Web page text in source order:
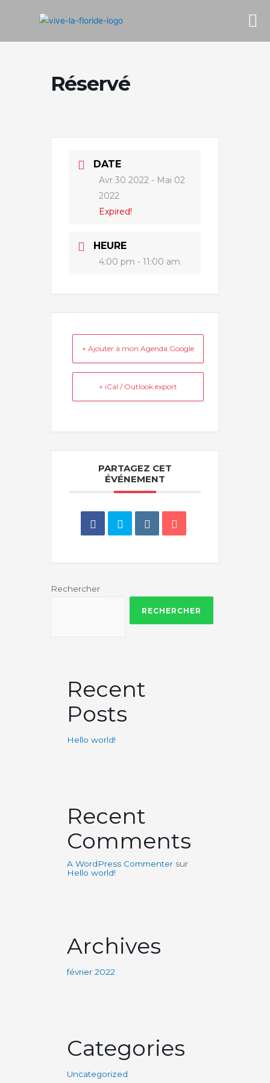
Réservé
DATE
Avr 30 2022 - Mai 02
2022
Expired!
HEURE
4:00 pm - 11:00 am
+ Ajouter à mon Agenda Google
+ iCal / Outlook export
PARTAGEZ CET
ÉVÉNEMENT
Rechercher
RECHERCHER
Recent
Posts
Hello world!
Recent
Comments
A WordPress Commenter sur
Hello world!
Archives
février 2022
Categories
Uncategorized